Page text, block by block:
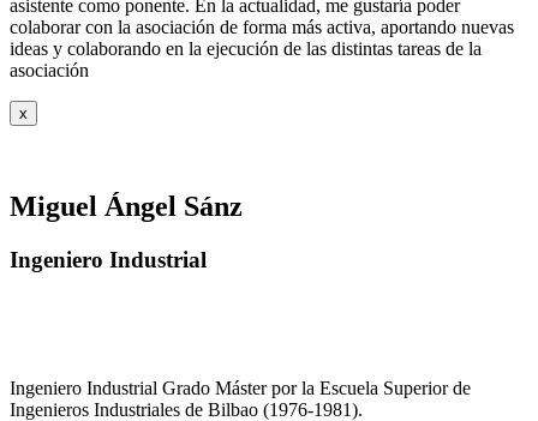
asistente como ponente. En la actualidad, me gustaría poder
colaborar con la asociación de forma más activa, aportando nuevas
ideas y colaborando en la ejecución de las distintas tareas de la
asociación
x
Miguel Ángel Sánz
Ingeniero Industrial
Ingeniero Industrial Grado Máster por la Escuela Superior de
Ingenieros Industriales de Bilbao (1976-1981).